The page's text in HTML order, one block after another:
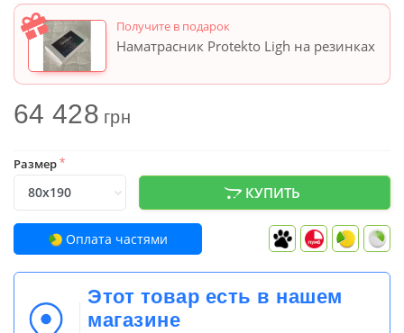
Получите в подарок
Наматрасник Protekto Ligh на резинках
64 428грн
Размер*
КУПИТЬ
Оплата частями
Этот товар есть в нашем
магазине